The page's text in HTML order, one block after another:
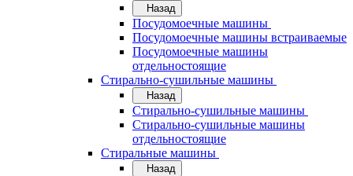
Назад
Посудомоечные машины
Посудомоечные машины встраиваемые
Посудомоечные машины
отдельностоящие
Стирально-сушильные машины
Назад
Стирально-сушильные машины
Стирально-сушильные машины
отдельностоящие
Стиральные машины
Назад